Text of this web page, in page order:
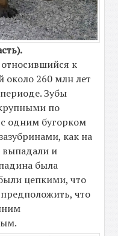
к
260 млн лет
Зубы
по
одним бугорком
как на
выпадали и
была
цепкими, что
что